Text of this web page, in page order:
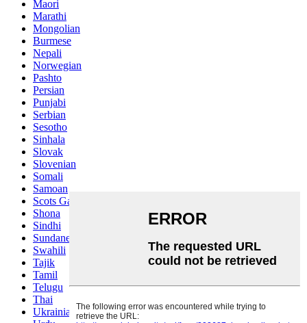
Maori
Marathi
Mongolian
Burmese
Nepali
Norwegian
Pashto
Persian
Punjabi
Serbian
Sesotho
Sinhala
Slovak
Slovenian
Somali
Samoan
Scots Gaelic
Shona
Sindhi
Sundanese
Swahili
Tajik
Tamil
Telugu
Thai
Ukrainian